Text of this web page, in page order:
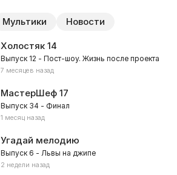
Мультики Новости
Холостяк14
Выпуск 12 - Пост-шоу. Жизнь после проекта
7 месяцев назад
МастерШеф17
Выпуск 34 - Финал
1 месяц назад
Угадай мелодию
Выпуск 6 - Львы на джипе
2 недели назад